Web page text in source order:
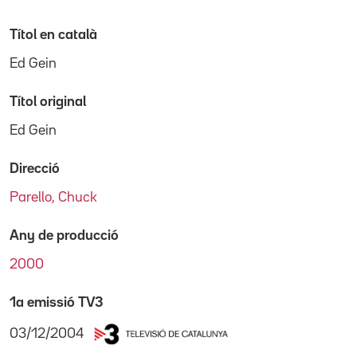
Títol en català
Ed Gein
Títol original
Ed Gein
Direcció
Parello, Chuck
Any de producció
2000
1a emissió TV3
03/12/2004